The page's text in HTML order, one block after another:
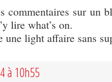
commentaires sur un
lire what’s on.
une light affaire sans
à 10h55